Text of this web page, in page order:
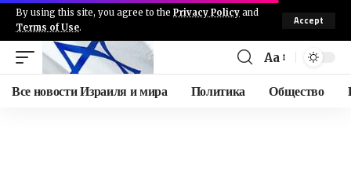
By using this site, you agree to the Privacy Policy and
Terms of Use.
Accept
Aa
Все новости Израиля и мира Политика Общество